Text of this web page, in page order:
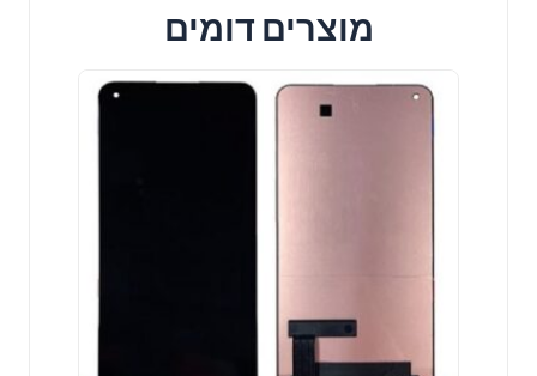
מוצרים דומים